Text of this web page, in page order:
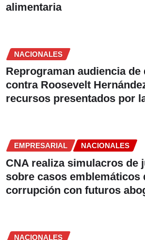
alimentaria
NACIONALES
Reprograman audiencia de
contra Roosevelt
recursos presentados por
EMPRESARIAL NACIONALES
CNA realiza simulacros de
sobre casos emblemáticos
corrupción con futuros
NACIONALES